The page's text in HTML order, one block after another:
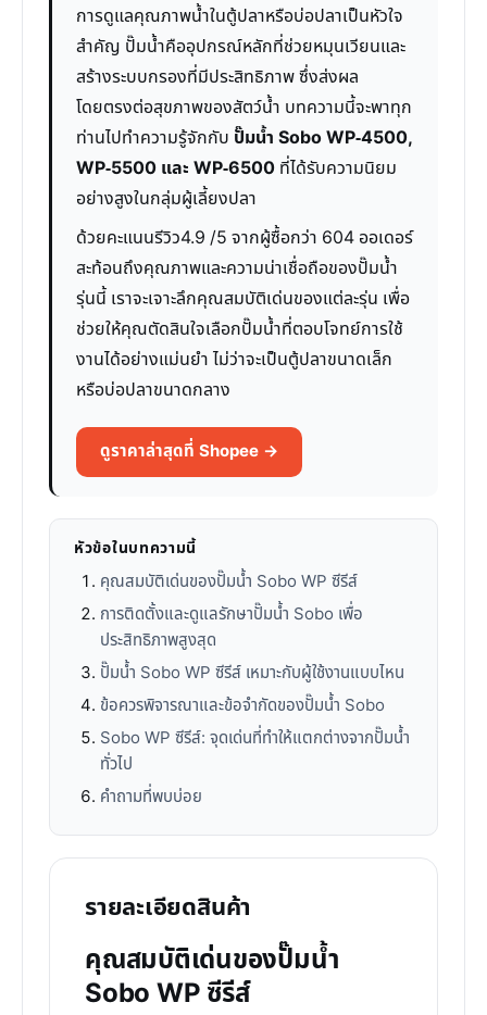
การดูแลคุณภาพน้ำในตู้ปลาหรือบ่อปลาเป็นหัวใจ
สำคัญ ปั๊มน้ำคืออุปกรณ์หลักที่ช่วยหมุนเวียนและ
สร้างระบบกรองที่มีประสิทธิภาพ ซึ่งส่งผล
โดยตรงต่อสุขภาพของสัตว์น้ำ บทความนี้จะพาทุก
ท่านไปทำความรู้จักกับ ปั๊มน้ำ Sobo WP-4500,
WP-5500 และ WP-6500 ที่ได้รับความนิยม
อย่างสูงในกลุ่มผู้เลี้ยงปลา
ด้วยคะแนนรีวิว4.9 /5 จากผู้ซื้อกว่า 604 ออเดอร์
สะท้อนถึงคุณภาพและความน่าเชื่อถือของปั๊มน้ำ
รุ่นนี้ เราจะเจาะลึกคุณสมบัติเด่นของแต่ละรุ่น เพื่อ
ช่วยให้คุณตัดสินใจเลือกปั๊มน้ำที่ตอบโจทย์การใช้
งานได้อย่างแม่นยำ ไม่ว่าจะเป็นตู้ปลาขนาดเล็ก
หรือบ่อปลาขนาดกลาง
ดูราคาล่าสุดที่ Shopee →
หัวข้อในบทความนี้
คุณสมบัติเด่นของปั๊มน้ำ Sobo WP ซีรีส์
การติดตั้งและดูแลรักษาปั๊มน้ำ Sobo เพื่อ
ประสิทธิภาพสูงสุด
ปั๊มน้ำ Sobo WP ซีรีส์ เหมาะกับผู้ใช้งานแบบไหน
ข้อควรพิจารณาและข้อจำกัดของปั๊มน้ำ Sobo
Sobo WP ซีรีส์: จุดเด่นที่ทำให้แตกต่างจากปั๊มน้ำ
ทั่วไป
คำถามที่พบบ่อย
รายละเอียดสินค้า
คุณสมบัติเด่นของปั๊มน้ำ
Sobo WP ซีรีส์